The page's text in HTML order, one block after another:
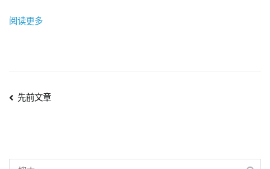
院
界
独
业
阅读更多
文先前文章